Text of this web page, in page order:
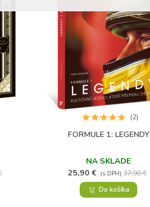
Obľúbené
FORMULE 1: LEGENDY
NA SKLADE
25,90 € (s DPH) 37,90 €
(2)
Do košíka